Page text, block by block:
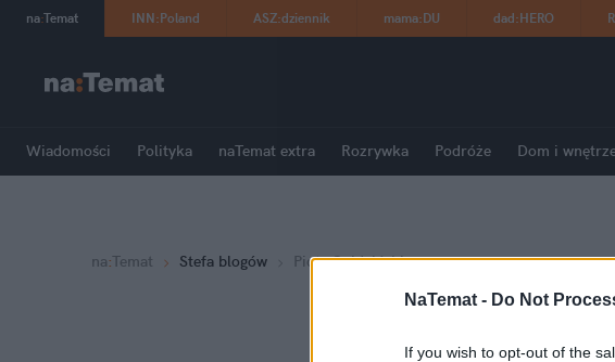
NaTemat - Do Not
If you wish to opt-out of the
na:Temat INN:Poland ASZ:dziennik mama:DU dad:HERO
Wiadomości Polityka naTemat extra Rozrywka Podróże Dom i
na:Temat Stefa blogów Piotr Gajdziński